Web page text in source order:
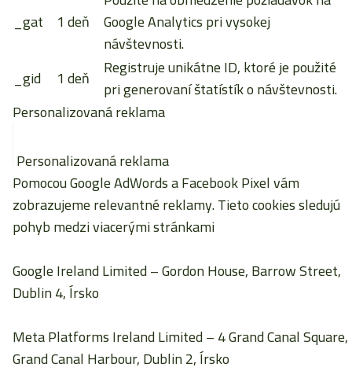
_gat
1 deň Google Analytics pri vysokej
návštevnosti.
_gid
1 deň
Registruje unikátne ID, ktoré je použité
pri generovaní štatístík o návštevnosti.
Personalizovaná reklama
Personalizovaná reklama
Pomocou Google AdWords a Facebook Pixel vám
zobrazujeme relevantné reklamy. Tieto cookies sledujú
pohyb medzi viacerými stránkami
Google Ireland Limited– Gordon House, Barrow Street,
Dublin 4, Írsko
Meta Platforms Ireland Limited– 4 Grand Canal Square,
Grand Canal Harbour, Dublin 2, Írsko